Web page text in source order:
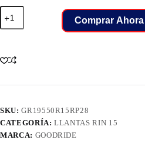
195/50/15
LLANT
GOODRIDE
RP28
Comprar Ahora
SKU:GR19550R15RP28
CATEGORÍA:LLANTAS RIN 15
MARCA: GOODRIDE